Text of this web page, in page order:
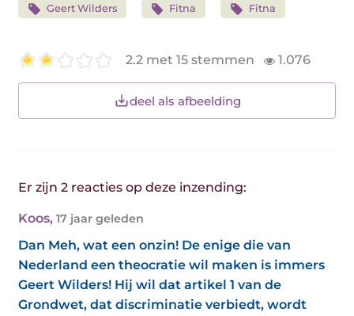
Geert Wilders Fitna Fitna
2.2 met 15 stemmen 1.076
deel als afbeelding
Er zijn 2 reacties op deze inzending:
Koos, 17 jaar geleden
Dan Meh, wat een onzin! De enige die van
Nederland een theocratie wil maken is immers
Geert Wilders! Hij wil dat artikel 1 van de
Grondwet, dat discriminatie verbiedt, wordt